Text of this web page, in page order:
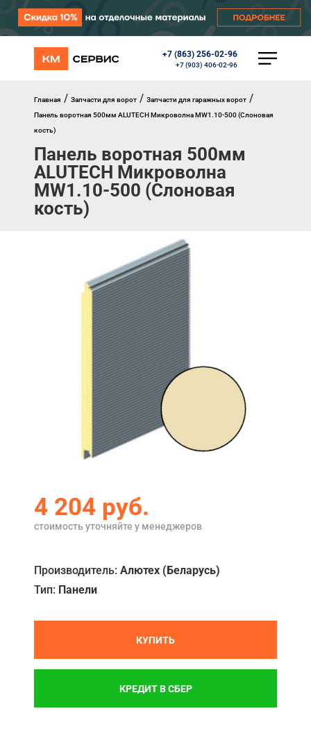
+7 (863) 256-02-96
+7 (903) 406-02-96
КАТАЛОГ
Перегрузочное оборудование
Уличные калитки
Шлагбаумы
Противопожарные ворота
Противопожарные шторы
Внешняя солнцезащита
Комплектующие
Примеры работ
Где купить
Отзывы
Главная / Запчасти для ворот / Запчасти для гаражных ворот /
Панель воротная 500мм ALUTECH Микроволна MW1.10-500 (Слоновая
кость)
Панель воротная 500мм
ALUTECH Микроволна
MW1.10-500 (Слоновая
кость)
4 204 руб.
стоимость уточняйте у менеджеров
Производитель: Алютех (Беларусь)
Тип: Панели
КУПИТЬ
КРЕДИТ В СБЕР